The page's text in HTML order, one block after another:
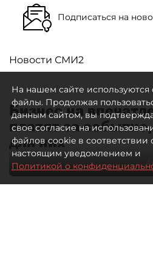
Подписаться на
Новости СМИ2
Бизнес на
платят за
для них
На нашем сайте используются
файлы. Продолжая
данным сайтом, вы
свое согласие на
файлов cookie в соответствии
настоящим уведомлением и
Политикой о